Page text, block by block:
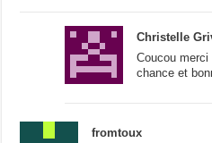
Christelle
Coucou
chance et
fromtoux